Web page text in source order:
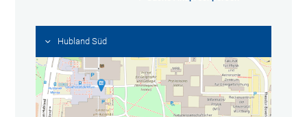
Hubland Süd